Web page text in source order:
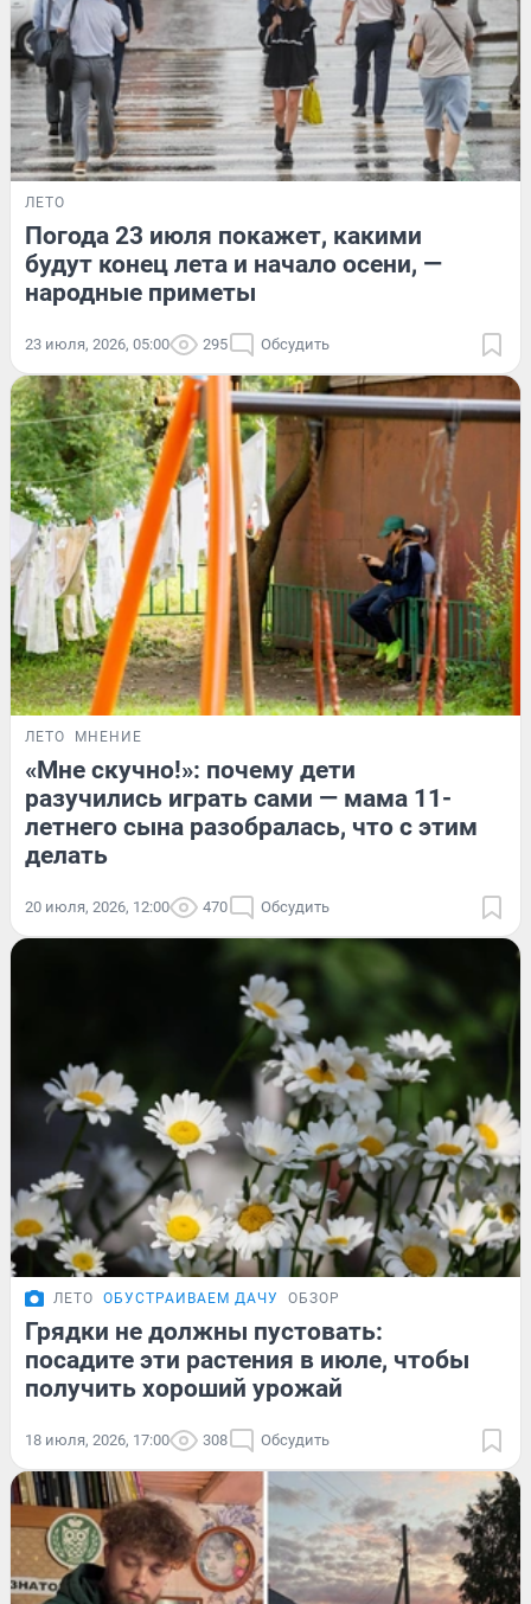
ЛЕТО
Погода 23 июля покажет, какими
будут конец лета и начало осени, —
народные приметы
23 июля, 2026, 05:00 295 Обсудить
ЛЕТО МНЕНИЕ
«Мне скучно!»: почему дети
разучились играть сами — мама 11-
летнего сына разобралась, что с этим
делать
20 июля, 2026, 12:00 470 Обсудить
ЛЕТО ОБУСТРАИВАЕМ ДАЧУ ОБЗОР
Грядки не должны пустовать:
посадите эти растения в июле, чтобы
получить хороший урожай
18 июля, 2026, 17:00 308 Обсудить